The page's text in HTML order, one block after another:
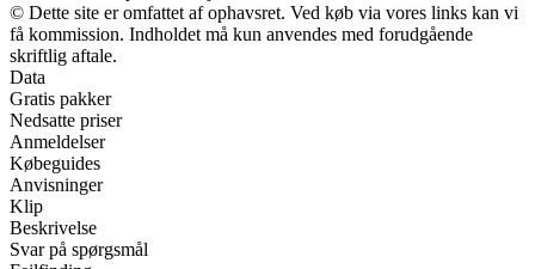
© Dette site er omfattet af ophavsret. Ved køb via vores links kan vi
få kommission. Indholdet må kun anvendes med forudgående
skriftlig aftale.
Data
Gratis pakker
Nedsatte priser
Anmeldelser
Købeguides
Anvisninger
Klip
Beskrivelse
Svar på spørgsmål